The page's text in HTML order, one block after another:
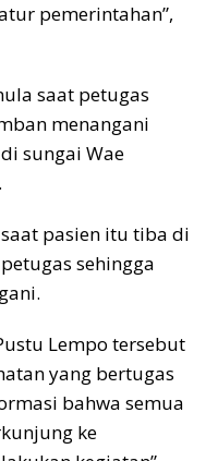
pemerintahan”,
saat petugas
menangani
sungai Wae
pasien itu tiba di
sehingga
Lempo tersebut
yang bertugas
bahwa semua
ke